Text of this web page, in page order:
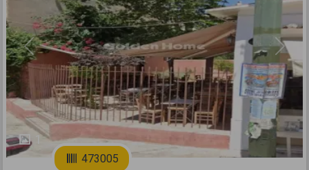
1
Previous Next
473005